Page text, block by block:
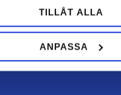
TILLÅT ALLA
ANPASSA
07–16
/ dag før helligdag: 07–15